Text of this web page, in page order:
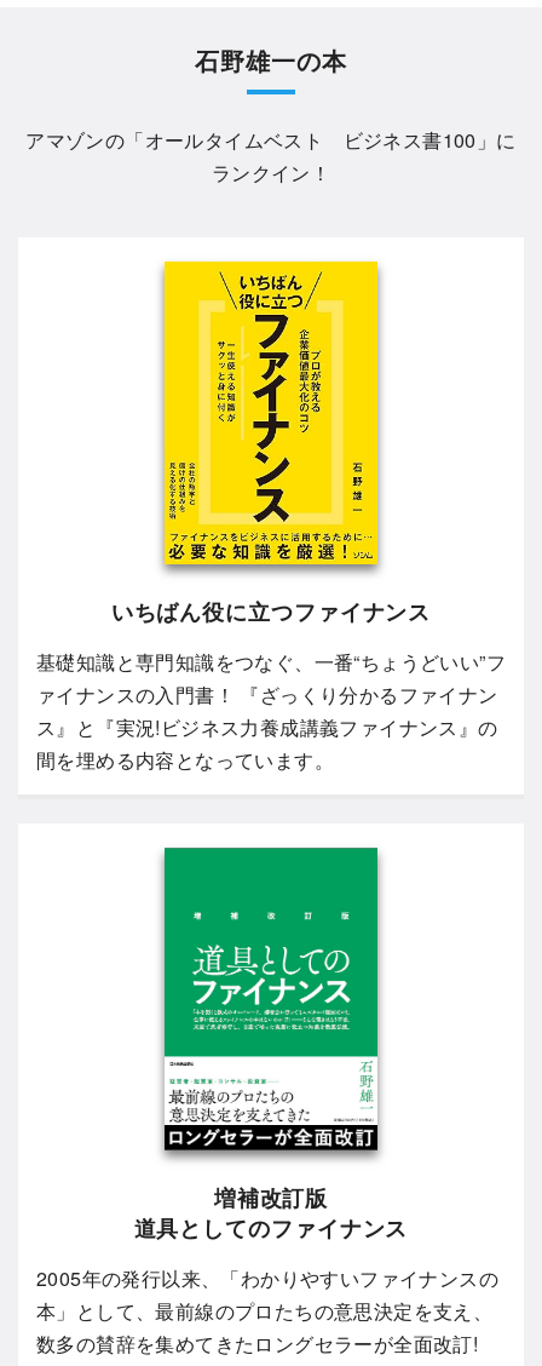
石野雄一の本
アマゾンの「オールタイムベスト ビジネス書100 」に
ランクイン！
いちばん役に立つファイナンス
基礎知識と専門知識をつなぐ、一番“ちょうどいい”フ
ァイナンスの入門書！ 『ざっくり分かるファイナン
ス』と『実況!ビジネス力養成講義ファイナンス』の
間を埋める内容となっています。
増補改訂版
道具としてのファイナンス
2005年の発行以来、「わかりやすいファイナンスの
本」として、最前線のプロたちの意思決定を支え、
数多の賛辞を集めてきたロングセラーが全面改訂!